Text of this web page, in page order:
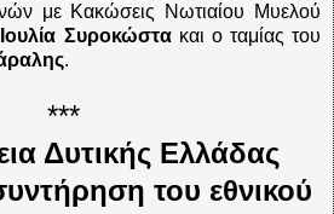
με Κακώσεις Νωτιαίου Μυελού
Ιουλία Συροκώστακαι ο ταμίας του
.
***
Δυτικής Ελλάδας
του εθνικού